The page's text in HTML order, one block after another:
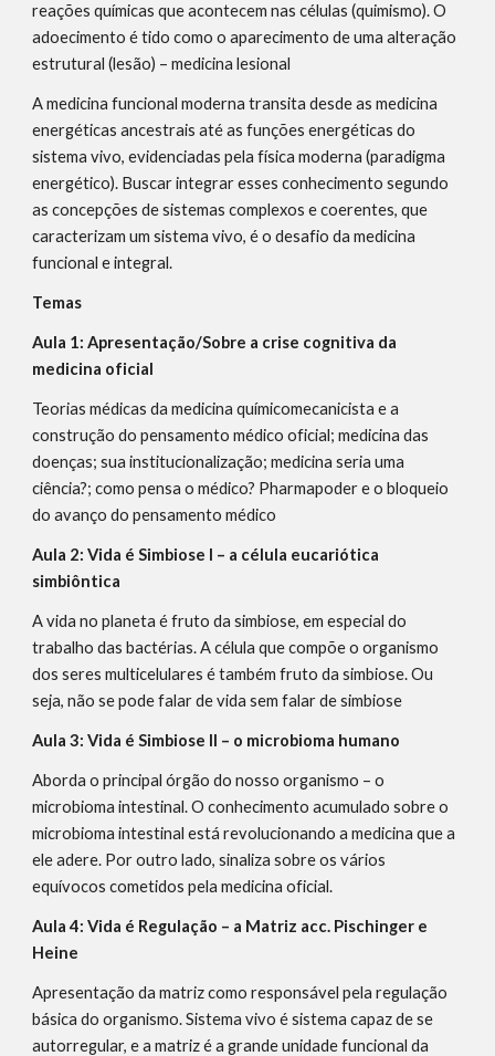
reações químicas que acontecem nas células (quimismo). O
adoecimento é tido como o aparecimento de uma alteração
estrutural (lesão) – medicina lesional
A medicina funcional moderna transita desde as medicina
energéticas ancestrais até as funções energéticas do
sistema vivo, evidenciadas pela física moderna (paradigma
energético). Buscar integrar esses conhecimento segundo
as concepções de sistemas complexos e coerentes, que
caracterizam um sistema vivo, é o desafio da medicina
funcional e integral.
Temas
Aula 1: Apresentação/Sobre a crise cognitiva da
medicina oficial
Teorias médicas da medicina químicomecanicista e a
construção do pensamento médico oficial; medicina das
doenças; sua institucionalização; medicina seria uma
ciência?; como pensa o médico? Pharmapoder e o bloqueio
do avanço do pensamento médico
Aula 2: Vida é Simbiose I – a célula eucariótica
simbiôntica
A vida no planeta é fruto da simbiose, em especial do
trabalho das bactérias. A célula que compõe o organismo
dos seres multicelulares é também fruto da simbiose. Ou
seja, não se pode falar de vida sem falar de simbiose
Aula 3: Vida é Simbiose II – o microbioma humano
Aborda o principal órgão do nosso organismo – o
microbioma intestinal. O conhecimento acumulado sobre o
microbioma intestinal está revolucionando a medicina que a
ele adere. Por outro lado, sinaliza sobre os vários
equívocos cometidos pela medicina oficial.
Aula 4: Vida é Regulação – a Matriz acc. Pischinger e
Heine
Apresentação da matriz como responsável pela regulação
básica do organismo. Sistema vivo é sistema capaz de se
autorregular, e a matriz é a grande unidade funcional da